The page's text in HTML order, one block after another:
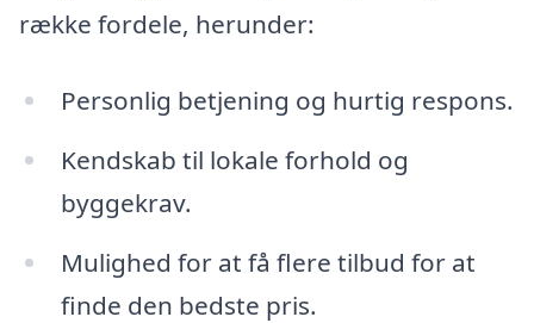
række fordele, herunder:
Personlig betjening og hurtig respons.
Kendskab til lokale forhold og
byggekrav.
Mulighed for at få flere tilbud for at
finde den bedste pris.